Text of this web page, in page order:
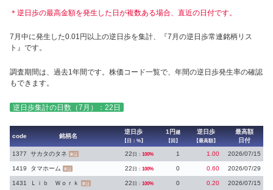
＊逆日歩の最高金額を発生した日が複数ある場合、直近の日付です。
7月中に発生した0.01円以上の逆日歩を集計、『7月の逆日歩常連銘柄リス
ト』です。
調査期間は、過去1年間です。株価コード一覧で、年間の逆日歩発生率の確認
もできます。
逆日歩集計の日数（7月）：22日
code 銘柄名
逆日歩
【日：%】
1円 越
【回】
逆日歩
【最高額】
最高額
日付
1377
サカタのタネ 東証 22 日： 100% 1 1.00 2026/07/15
1419 タマホーム 東証 22 日： 100% 0 0.60 2026/07/29
1431 Ｌｉｂ Ｗｏｒｋ 東証 22 日： 100% 0 0.20 2026/07/15